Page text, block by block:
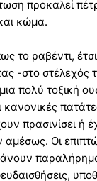
προκαλεί
κώμα.
το ραβέντι,
-στο στέλεχός
πολύ τοξική
κανονικές
πρασινίσει ή
Οι